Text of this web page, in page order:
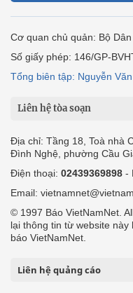
Cơ quan chủ quản: Bộ
Số giấy phép: 146/GP-
Tổng biên tập: Nguyễn
Liên hệ tòa soạn
Địa chỉ: Tầng 18, Toà nhà
Đình Nghệ, phường Cầu
Điện thoại: 02439369898 -
Email:
© 1997 Báo VietNamNet.
lại thông tin từ website
báo VietNamNet.
Liên hệ quảng cáo